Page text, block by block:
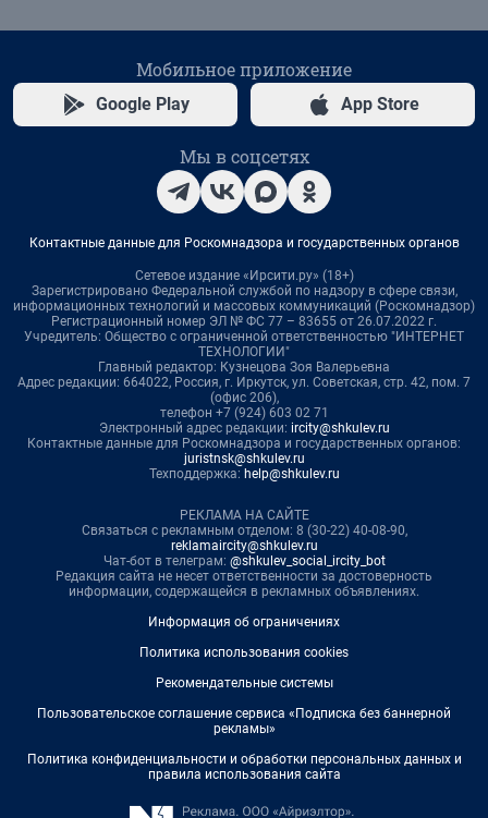
Мобильное приложение
Google Play App Store
Мы в соцсетях
Контактные данные для Роскомнадзора и государственных органов
Сетевое издание «Ирсити.ру» (18+)
Зарегистрировано Федеральной службой по надзору в сфере связи,
информационных технологий и массовых коммуникаций (Роскомнадзор)
Регистрационный номер ЭЛ № ФС 77 – 83655 от 26.07.2022 г.
Учредитель: Общество с ограниченной ответственностью "ИНТЕРНЕТ
ТЕХНОЛОГИИ"
Главный редактор: Кузнецова Зоя Валерьевна
Адрес редакции: 664022, Россия, г. Иркутск, ул. Советская, стр. 42, пом. 7
(офис 206),
телефон +7 (924) 603 02 71
Электронный адрес редакции: ircity@shkulev.ru
Контактные данные для Роскомнадзора и государственных органов:
juristnsk@shkulev.ru
Техподдержка: help@shkulev.ru
РЕКЛАМА НА САЙТЕ
Связаться с рекламным отделом: 8 (30-22) 40-08-90,
reklamaircity@shkulev.ru
Чат-бот в телеграм: @shkulev_social_ircity_bot
Редакция сайта не несет ответственности за достоверность
информации, содержащейся в рекламных объявлениях.
Информация об ограничениях
Политика использования cookies
Рекомендательные системы
Пользовательское соглашение сервиса «Подписка без баннерной
рекламы»
Политика конфиденциальности и обработки персональных данных и
правила использования сайта